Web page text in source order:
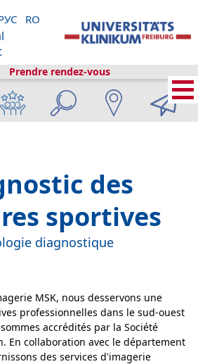
Prendre rendez-vous
RO
Services médicaux ›Cliniques et
›Imagerie musculo-squelettique et blessures
des
sportives
diagnostique
MSK, nous desservons une
professionnelles dans le sud-ouest
accrédités par la Société
En collaboration avec le département
des services d'imagerie